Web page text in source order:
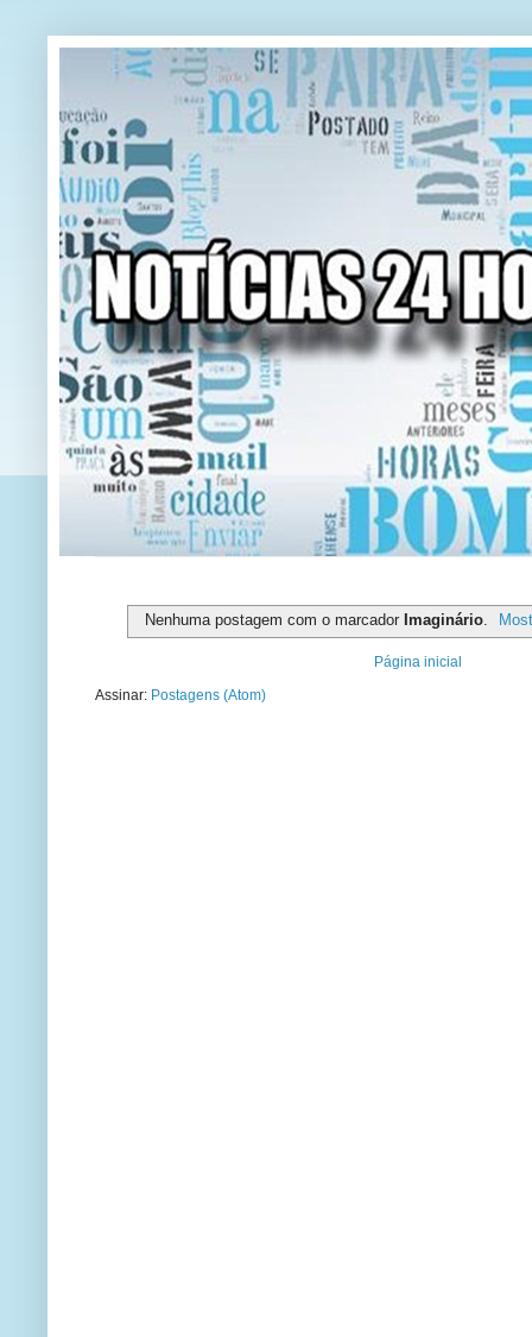
Nenhuma postagem com o marcador Imaginário.
Página inicial
Assinar: Postagens (Atom)